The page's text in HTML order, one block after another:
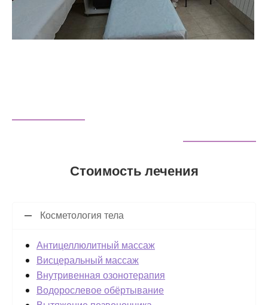
Стоимость лечения
Косметология тела
Антицеллюлитный массаж
Висцеральный массаж
Внутривенная озонотерапия
Водорослевое обёртывание